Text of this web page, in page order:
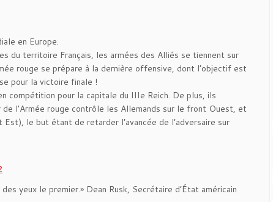
en Europe.
du territoire Français, les armées des Alliés se tiennent sur
rouge se prépare à la dernière offensive, dont l’objectif est
pour la victoire finale !
compétition pour la capitale du IIIe Reich. De plus, ils
l’Armée rouge contrôle les Allemands sur le front Ouest, et
le but étant de retarder l’avancée de l’adversaire sur
yeux le premier.» Dean Rusk, Secrétaire d’État américain